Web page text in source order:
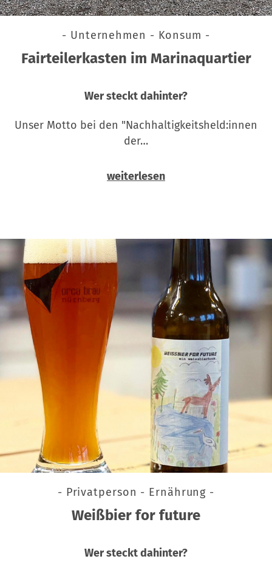
- Unternehmen - Konsum -
Fairteilerkasten im Marinaquartier
Wer steckt dahinter?
Unser Motto bei den "Nachhaltigkeitsheld:innen
der…
weiterlesen
- Privatperson - Ernährung -
Weißbier for future
Wer steckt dahinter?